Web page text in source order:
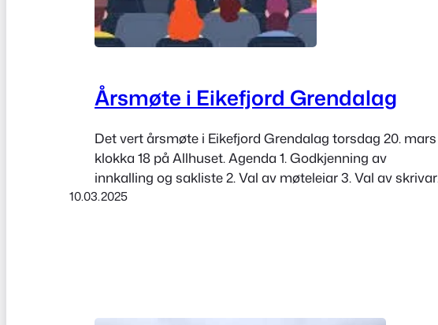
Årsmøte i Eikefjord Grendalag
Det vert årsmøte i Eikefjord Grendalag torsdag 20. mars
klokka 18 på Allhuset. Agenda 1. Godkjenning av
innkalling og sakliste 2. Val av møteleiar 3. Val av skrivar
4. Val av to møtedeltakarar til å underskrive protokollen 5.
10.03.2025